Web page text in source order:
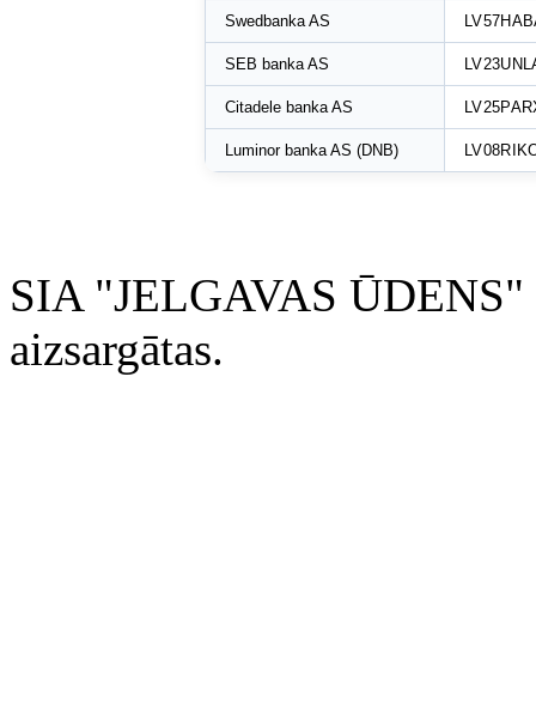
Swedbanka AS
SEB banka AS
Citadele banka AS
Luminor banka AS (DNB)
SIA "JELGAVAS ŪDENS"
aizsargātas.